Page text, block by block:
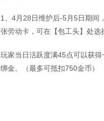
1、4月28日维护后-5月5日期间
张劳动卡，可在【包工头】处选
玩家当日活跃度满45点可以获
绑金。（最多可抵扣750金币）